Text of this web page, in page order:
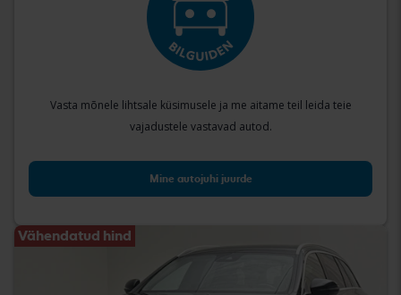
Vasta mõnele lihtsale küsimusele ja me aitame teil leida teie
vajadustele vastavad autod.
Mine autojuhi juurde
Vähendatud hind